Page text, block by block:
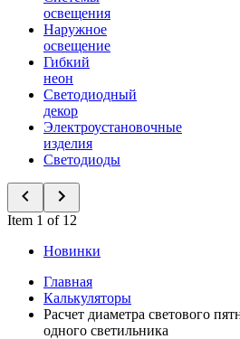
освещения
Наружное
освещение
Гибкий
неон
Светодиодный
декор
Электроустановочные
изделия
Светодиоды
Item 1 of 12
Новинки
Главная
Калькуляторы
Расчет диаметра светового
одного светильника